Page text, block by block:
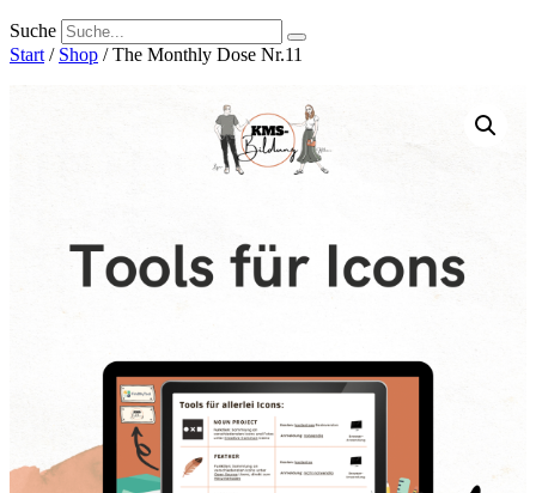
Suche
Start / Shop / The Monthly Dose Nr.11